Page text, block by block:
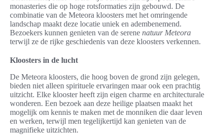
monasteries die op hoge rotsformaties zijn gebouwd. De
combinatie van de Meteora kloosters met het omringende
landschap maakt deze locatie uniek en adembenemend.
Bezoekers kunnen genieten van de serene natuur Meteora
terwijl ze de rijke geschiedenis van deze kloosters verkennen.
Kloosters in de lucht
De Meteora kloosters, die hoog boven de grond zijn gelegen,
bieden niet alleen spirituele ervaringen maar ook een prachtig
uitzicht. Elke klooster heeft zijn eigen charme en architecturale
wonderen. Een bezoek aan deze heilige plaatsen maakt het
mogelijk om kennis te maken met de monniken die daar leven
en werken, terwijl men tegelijkertijd kan genieten van de
magnifieke uitzichten.